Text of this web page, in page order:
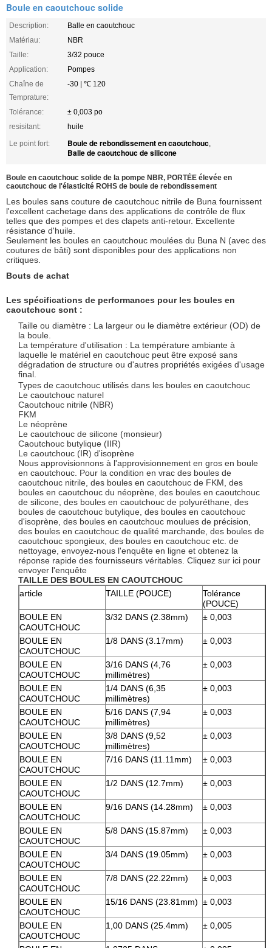
Boule en caoutchouc solide
Description:
Balle en caoutchouc
Matériau:
NBR
Taille:
3/32 pouce
Application:
Pompes
Chaîne de
Temprature:
-30 | ℃ 120
Tolérance:
± 0,003 po
resisitant:
huile
Le point fort:
Boule de rebondissement en caoutchouc,
Balle de caoutchouc de silicone
Boule en caoutchouc solide de la pompe NBR, PORTÉE élevée en
caoutchouc de l'élasticité ROHS de boule de rebondissement
Les boules sans couture de caoutchouc nitrile de Buna fournissent
l'excellent cachetage dans des applications de contrôle de flux
telles que des pompes et des clapets anti-retour. Excellente
résistance d'huile.
Seulement les boules en caoutchouc moulées du Buna N (avec des
coutures de bâti) sont disponibles pour des applications non
critiques.
Bouts de achat
Les spécifications de performances pour les boules en
caoutchouc sont :
Taille ou diamètre : La largeur ou le diamètre extérieur (OD) de
la boule.
La température d'utilisation : La température ambiante à
laquelle le matériel en caoutchouc peut être exposé sans
dégradation de structure ou d'autres propriétés exigées d'usage
final.
Types de caoutchouc utilisés dans les boules en caoutchouc
Le caoutchouc naturel
Caoutchouc nitrile (NBR)
FKM
Le néoprène
Le caoutchouc de silicone (monsieur)
Caoutchouc butylique (IIR)
Le caoutchouc (IR) d'isoprène
Nous approvisionnons à l'approvisionnement en gros en boule
en caoutchouc. Pour la condition en vrac des boules de
caoutchouc nitrile, des boules en caoutchouc de FKM, des
boules en caoutchouc du néoprène, des boules en caoutchouc
de silicone, des boules en caoutchouc de polyuréthane, des
boules de caoutchouc butylique, des boules en caoutchouc
d'isoprène, des boules en caoutchouc moulues de précision,
des boules en caoutchouc de qualité marchande, des boules de
caoutchouc spongieux, des boules en caoutchouc etc. de
nettoyage, envoyez-nous l'enquête en ligne et obtenez la
réponse rapide des fournisseurs véritables. Cliquez sur ici pour
envoyer l'enquête
TAILLE DES BOULES EN CAOUTCHOUC
article
TAILLE (POUCE)
Tolérance
(POUCE)
BOULE EN
CAOUTCHOUC
3/32 DANS (2.38mm) ± 0,003
BOULE EN
CAOUTCHOUC
1/8 DANS (3.17mm) ± 0,003
BOULE EN
CAOUTCHOUC
3/16 DANS (4,76
millimètres)
± 0,003
BOULE EN
CAOUTCHOUC
1/4 DANS (6,35
millimètres)
± 0,003
BOULE EN
CAOUTCHOUC
5/16 DANS (7,94
millimètres)
± 0,003
BOULE EN
CAOUTCHOUC
3/8 DANS (9,52
millimètres)
± 0,003
BOULE EN
CAOUTCHOUC
7/16 DANS (11.11mm) ± 0,003
BOULE EN
CAOUTCHOUC
1/2 DANS (12.7mm) ± 0,003
BOULE EN
CAOUTCHOUC
9/16 DANS (14.28mm) ± 0,003
BOULE EN
CAOUTCHOUC
5/8 DANS (15.87mm) ± 0,003
BOULE EN
CAOUTCHOUC
3/4 DANS (19.05mm) ± 0,003
BOULE EN
CAOUTCHOUC
7/8 DANS (22.22mm) ± 0,003
BOULE EN
CAOUTCHOUC
15/16 DANS (23.81mm) ± 0,003
BOULE EN
CAOUTCHOUC
1,00 DANS (25.4mm) ± 0,005